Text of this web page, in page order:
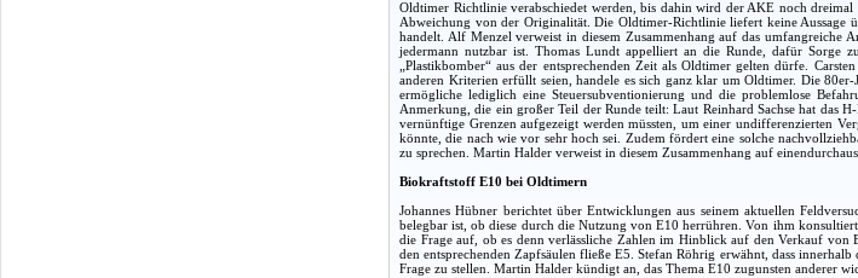
Oldtimer Richtlinie verabschiedet werden, bis dahin wird der AKE noch
Abweichung von der Originalität. Die Oldtimer-Richtlinie liefert keine Aussage
handelt. Alf Menzel verweist in diesem Zusammenhang auf das umfangreiche
jedermann nutzbar ist. Thomas Lundt appelliert an die Runde, dafür Sorge
„Plastikbomber“ aus der entsprechenden Zeit als Oldtimer gelten dürfe.
anderen Kriterien erfüllt seien, handele es sich ganz klar um Oldtimer. Die
ermögliche lediglich eine Steuersubventionierung und die problemlose
Anmerkung, die ein großer Teil der Runde teilt: Laut Reinhard Sachse hat das
vernünftige Grenzen aufgezeigt werden müssten, um einer undifferenzierten
könnte, die nach wie vor sehr hoch sei. Zudem fördert eine solche
zu sprechen. Martin Halder verweist in diesem Zusammenhang auf
Biokraftstoff E10 bei Oldtimern
Johannes Hübner berichtet über Entwicklungen aus seinem aktuellen
belegbar ist, ob diese durch die Nutzung von E10 herrühren. Von ihm
die Frage auf, ob es denn verlässliche Zahlen im Hinblick auf den Verkauf
den entsprechenden Zapfsäulen fließe E5. Stefan Röhrig erwähnt, dass
Frage zu stellen. Martin Halder kündigt an, das Thema E10 zugunsten anderer